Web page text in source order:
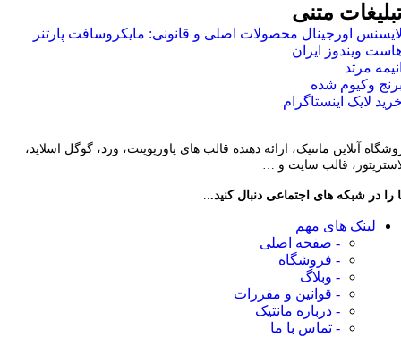
متنی
اورجینال محصولات اصلی و قانونی: مایکروسافت پارتنر
ویندوز ایران
مرتد
وکیوم شده
لایک اینستاگرام
آنلاین مانتیک، ارائه دهنده قالب های پاورپوینت، ورد، گوگل اسلاید،
قالب سایت و …
را در شبکه های اجتماعی دنبال کنید...
لینک های مهم
- صفحه اصلی
- فروشگاه
- وبلاگ
- قوانین و مقررات
- درباره مانتیک
- تماس با ما